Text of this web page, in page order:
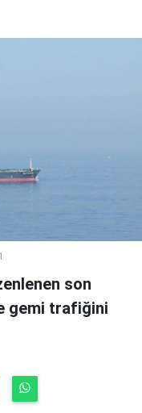
son
gemi trafiğini